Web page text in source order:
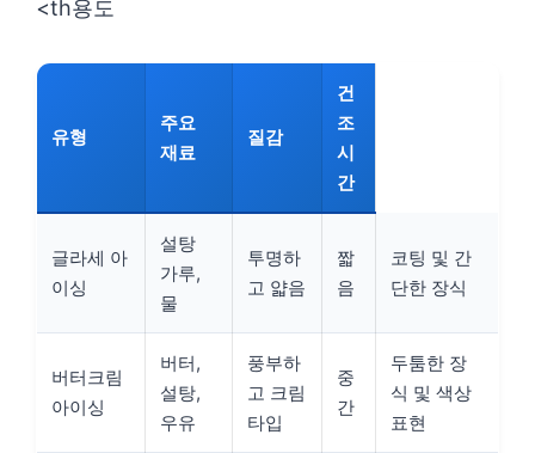
<th용도
유형
주요
재료
질감
건
조
시
간
글라세 아
이싱
설탕
가루,
물
투명하
고 얇음
짧
음
코팅 및 간
단한 장식
버터크림
아이싱
버터,
설탕,
우유
풍부하
고 크림
타입
중
간
두툼한 장
식 및 색상
표현